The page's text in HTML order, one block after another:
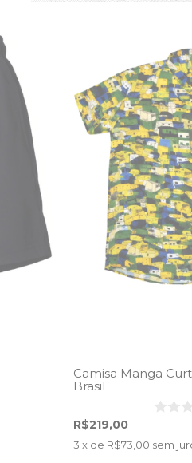
Camisa Manga
Brasil
R$219,00
3 x de R$73,00 sem